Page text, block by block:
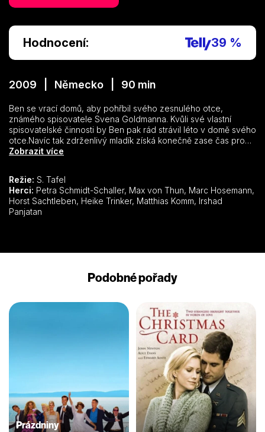
Hodnocení: 39 %
2009 | Německo | 90 min
Ben se vrací domů, aby pohřbil svého zesnulého otce,
známého spisovatele Svena Goldmanna. Kvůli své vlastní
spisovatelské činnosti by Ben pak rád strávil léto v domě svého
otce.Navíc tak zdrženlivý mladík získá konečně zase čas pro
svého nevlastního bratra Nicka. Nick je šarmantní extrovert,
okolí. Díky jeho chytrému jednání se zákazníky patří k nejlepším
ve své branži.Život obou bratrů se však zásadně změní, když
potkají Holly. Mladá, atraktivní zahradní architektka po ukončení
studií přes léto cestuje, aby mohla pracovat v nejrůznějších
Zobrazit více
Režie: S. Tafel
Herci:
Horst Sachtleben, Heike Trinker, Matthias Komm, Irshad
Panjatan
Podobné pořady
Prázdniny